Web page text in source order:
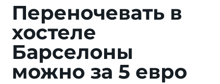
Переночевать в
хостеле
Барселоны
можно за 5 евро